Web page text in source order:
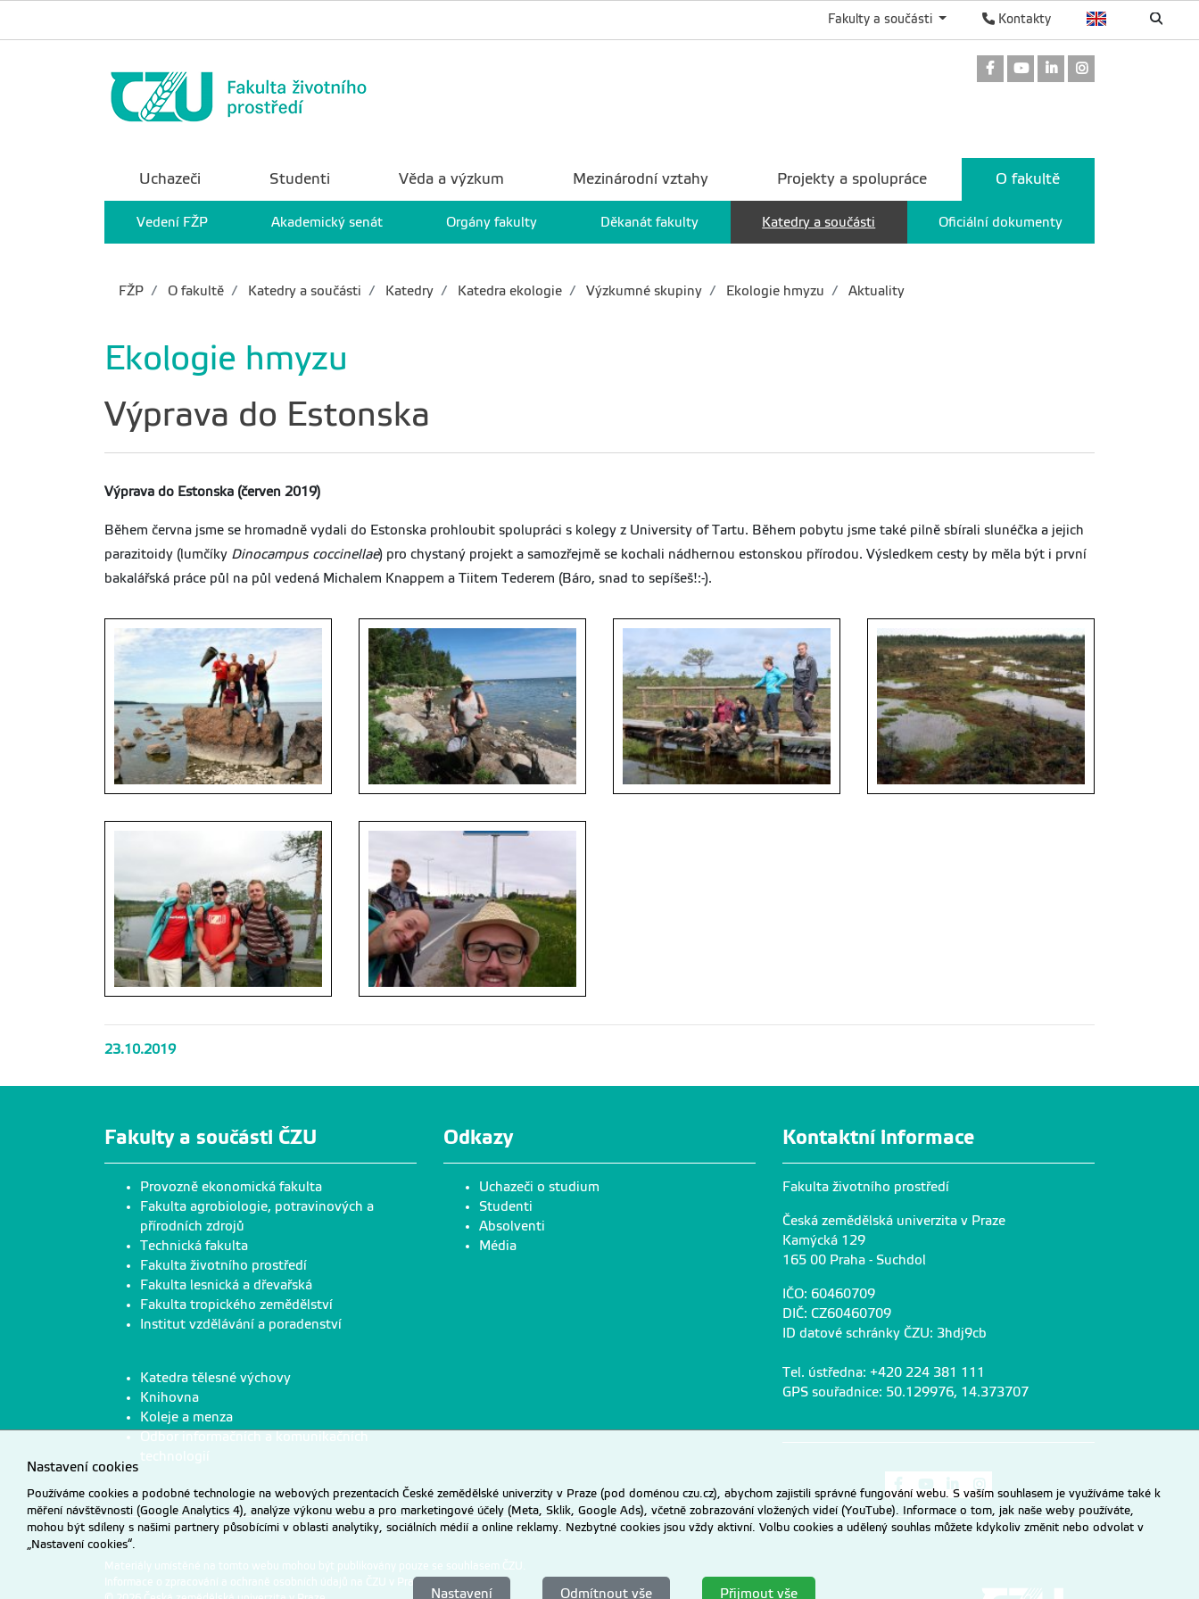
Kontakty
Fakulty a součásti
Odkaz na Facebook
Odkaz na Youtube
Odkaz na LinkedIn
Uchazeči Studenti Věda a výzkum Mezinárodní vztahy Projekty a spolupráce O fakultě
Vedení FŽP Akademický senát Orgány fakulty Děkanát fakulty Katedry a součásti Oficiální dokumenty
FŽP O fakultě Katedry a součásti Katedry Katedra ekologie Výzkumné skupiny Ekologie hmyzu Aktuality
Ekologie hmyzu
Výprava do Estonska
Výprava do Estonska (červen 2019)
Během června jsme se hromadně vydali do Estonska prohloubit spolupráci s kolegy z University of Tartu. Během pobytu jsme také pilně sbírali slunéčka a jejich
parazitoidy (lumčíky Dinocampus coccinellae) pro chystaný projekt a samozřejmě se kochali nádhernou estonskou přírodou. Výsledkem cesty by měla být i první
bakalářská práce půl na půl vedená Michalem Knappem a Tiitem Tederem (Báro, snad to sepíšeš!:-).
23.10.2019
Fakulty a součásti ČZU
Provozně ekonomická fakulta
Fakulta agrobiologie, potravinových a
přírodních zdrojů
Technická fakulta
Fakulta životního prostředí
Fakulta lesnická a dřevařská
Fakulta tropického zemědělství
Institut vzdělávání a poradenství
Katedra tělesné výchovy
Knihovna
Koleje a menza
Odbor informačních a komunikačních
technologií
Odkazy
Uchazeči o studium
Studenti
Absolventi
Média
Kontaktní informace
Fakulta životního prostředí
Česká zemědělská univerzita v Praze
Kamýcká 129
165 00 Praha - Suchdol
IČO: 60460709
DIČ: CZ60460709
ID datové schránky ČZU: 3hdj9cb
Tel. ústředna: +420 224 381 111
GPS souřadnice: 50.129976, 14.373707
Odkaz na Facebook
Odkaz na Youtube
Odkaz na LinkedIn
Materiály umístěné na tomto webu mohou být publikovány pouze se souhlasem ČZU.
Informace o zpracování a ochraně osobních údajů na ČZU v Praze
Nastavení cookies
Používáme cookies a podobné technologie na webových prezentacích České zemědělské univerzity v Praze (pod doménou czu.cz), abychom zajistili správné fungování webu. S vaším souhlasem je využíváme také k
měření návštěvnosti (Google Analytics 4), analýze výkonu webu a pro marketingové účely (Meta, Sklik, Google Ads), včetně zobrazování vložených videí (YouTube). Informace o tom, jak naše weby používáte,
mohou být sdíleny s našimi partnery působícími v oblasti analytiky, sociálních médií a online reklamy. Nezbytné cookies jsou vždy aktivní. Volbu cookies a udělený souhlas můžete kdykoliv změnit nebo odvolat v
„Nastavení cookies“.
Nastavení Odmítnout vše Přijmout vše